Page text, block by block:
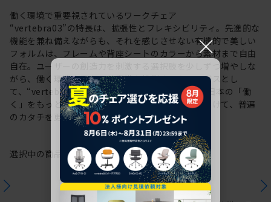
働く環境で重要視されているワークチェア
“vertebra03”の特長は、拡張性とフレキシビリティ。先進的な
機能を兼ね備えながらも、それを感じさせない有機的で美しい
フォルムは、フレームや背座シートのカラーから素材まで自由
自在。ユーザーの創造力を刺激する選択肢を少しずつ増やしな
がら、働く環境や個人の美意識を投影するキャンバスとし
て、“vertebra03”をアップデートしてきました。日本の「働
く」をもっと自由に。これからも私たちは未来に向けて、普遍
のカタチを更新していきます。
選択中の商品情報保証注意事項
×